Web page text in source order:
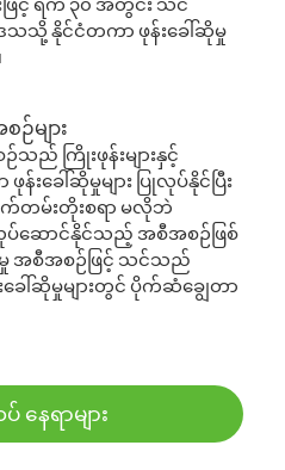
သို့ နိုင်ငံတကာ ဖုန်းခေါ်ဆိုမှု
များ
ည် ကြိုးဖုန်းများနှင့်
န်းခေါ်ဆိုမှုများ ပြုလုပ်နိုင်ပြီး
မ်းတိုးစရာ မလိုဘဲ
ပ်ဆောင်နိုင်သည့် အစီအစဉ်ဖြစ်
မှု အစီအစဉ်ဖြင့် သင်သည်
ခေါ်ဆိုမှုများတွင် ပိုက်ဆံချွေတာ
နေရာများ